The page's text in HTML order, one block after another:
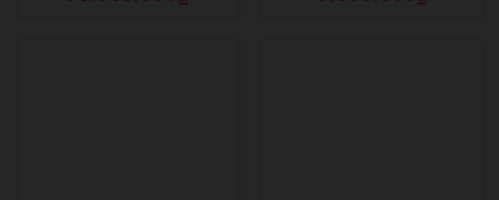
hạng 5 5 sao
hạng55 sao